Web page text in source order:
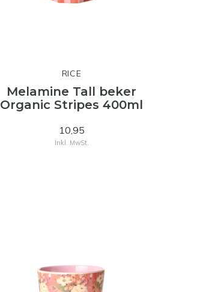
RICE
Melamine Tall beker
Organic Stripes 400ml
10,95
Inkl. MwSt.